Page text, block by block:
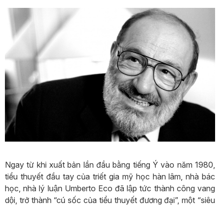
Ngay từ khi xuất bản lần đầu bằng tiếng Ý vào năm 1980,
tiểu thuyết đầu tay của triết gia mỹ học hàn lâm, nhà bác
học, nhà lý luận Umberto Eco đã lập tức thành công vang
dội, trở thành “cú sốc của tiểu thuyết đương đại”, một “siêu